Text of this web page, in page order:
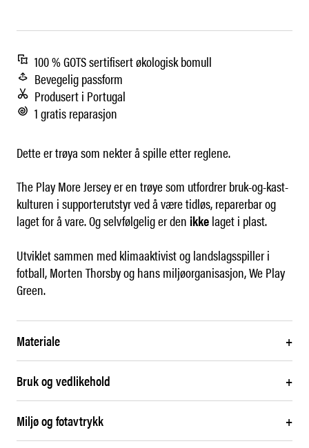
100 % GOTS sertifisert økologisk bomull
Bevegelig passform
Produsert i Portugal
1 gratis reparasjon
Dette er trøya som nekter å spille etter reglene.
The Play More Jersey er en trøye som utfordrer bruk-og-kast-
kulturen i supporterutstyr ved å være tidløs, reparerbar og
laget for å vare. Og selvfølgelig er den ikkelaget i plast.
Utviklet sammen med klimaaktivist og landslagsspiller i
fotball, Morten Thorsby og hans miljøorganisasjon, We Play
Green.
Materiale +
Bruk og vedlikehold +
Miljø og fotavtrykk +